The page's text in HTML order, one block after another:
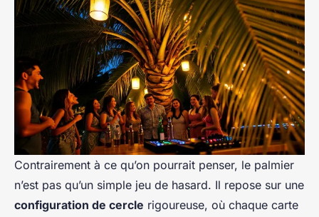
Contrairement à ce qu’on pourrait penser, le palmier
n’est pas qu’un simple jeu de hasard. Il repose sur une
configuration de cercle rigoureuse, où chaque carte